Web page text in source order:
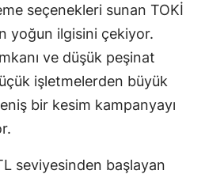
seçenekleri sunan TOKİ
yoğun ilgisini çekiyor.
ve düşük peşinat
işletmelerden büyük
bir kesim kampanyayı
seviyesinden başlayan